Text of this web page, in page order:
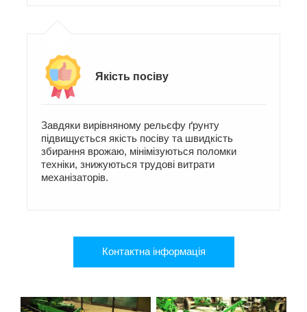
Якість посіву
Завдяки вирівняному рельєфу ґрунту
підвищується якість посіву та швидкість
збирання врожаю, мінімізуються поломки
техніки, знижуються трудові витрати
механізаторів.
Контактна iнформацiя